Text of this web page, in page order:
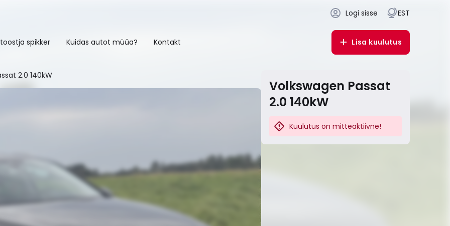
Logi sisse EST
spikker Kuidas autot müüa? Kontakt Lisa kuulutus
2.0 140kW
Volkswagen Passat
2.0 140kW
Kuulutus on mitteaktiivne!